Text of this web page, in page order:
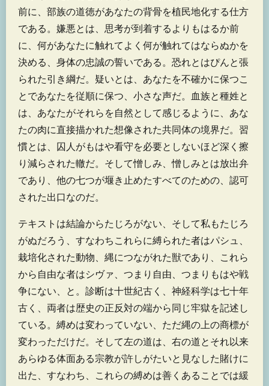
前に、部族の道徳があなたの背骨を植民地化する仕方
である。嫌悪とは、思考が到着するよりもはるか前
に、何があなたに触れてよく何が触れてはならぬかを
決める、身体の忠誠の誓いである。恐れとはぴんと張
られた引き綱だ。疑いとは、あなたを不確かに保つこ
とであなたを従順に保つ、小さな声だ。血族と種姓と
は、あなたがそれらを自然として感じるように、あな
たの肉に直接描かれた想像された共同体の境界だ。習
慣とは、囚人がもはや看守を必要としないほど深く擦
り減らされた轍だ。そして憎しみ、憎しみとは放出弁
であり、他の七つが堰き止めたすべてのための、認可
された出口なのだ。
テキストは結論からたじろがない、そして私もたじろ
がぬだろう、すなわちこれらに縛られた者はパシュ、
栽培化された動物、縄につながれた獣であり、これら
から自由な者はシヴァ、つまり自由、つまりもはや戦
争にない、と。診断は十世紀古く、神経科学は七十年
古く、両者は歴史の正反対の端から同じ牢獄を記述し
ている。縛めは変わっていない、ただ縄の上の商標が
変わっただけだ。そして左の道は、右の道とそれ以来
あらゆる体面ある宗教が許しがたいと見なした賭けに
出た、すなわち、これらの縛めは善くあることでは緩